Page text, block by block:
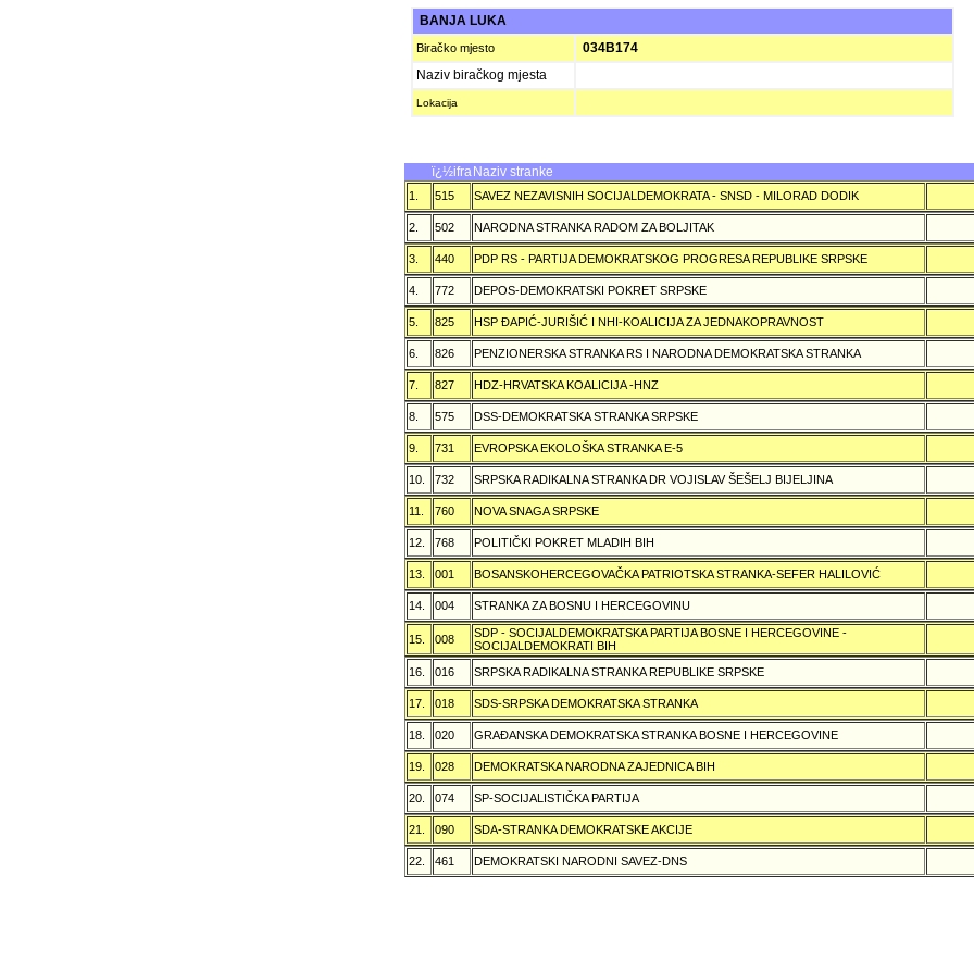
BANJA LUKA
Biračko mjesto
034B174
Naziv biračkog mjesta
Lokacija
ï¿½ifra Naziv stranke
1. 515 SAVEZ NEZAVISNIH SOCIJALDEMOKRATA - SNSD - MILORAD DODIK
2. 502 NARODNA STRANKA RADOM ZA BOLJITAK
3. 440 PDP RS - PARTIJA DEMOKRATSKOG PROGRESA REPUBLIKE SRPSKE
4. 772 DEPOS-DEMOKRATSKI POKRET SRPSKE
5. 825 HSP ÐAPIĆ-JURIŠIĆ I NHI-KOALICIJA ZA JEDNAKOPRAVNOST
6. 826 PENZIONERSKA STRANKA RS I NARODNA DEMOKRATSKA STRANKA
7. 827 HDZ-HRVATSKA KOALICIJA -HNZ
8. 575 DSS-DEMOKRATSKA STRANKA SRPSKE
9. 731 EVROPSKA EKOLOŠKA STRANKA E-5
10. 732 SRPSKA RADIKALNA STRANKA DR VOJISLAV ŠEŠELJ BIJELJINA
11. 760 NOVA SNAGA SRPSKE
12. 768 POLITIČKI POKRET MLADIH BIH
13. 001 BOSANSKOHERCEGOVAČKA PATRIOTSKA STRANKA-SEFER HALILOVIĆ
14. 004 STRANKA ZA BOSNU I HERCEGOVINU
15. 008
SDP - SOCIJALDEMOKRATSKA PARTIJA BOSNE I HERCEGOVINE -
SOCIJALDEMOKRATI BIH
16. 016 SRPSKA RADIKALNA STRANKA REPUBLIKE SRPSKE
17. 018 SDS-SRPSKA DEMOKRATSKA STRANKA
18. 020 GRAÐANSKA DEMOKRATSKA STRANKA BOSNE I HERCEGOVINE
19. 028 DEMOKRATSKA NARODNA ZAJEDNICA BIH
20. 074 SP-SOCIJALISTIČKA PARTIJA
21. 090 SDA-STRANKA DEMOKRATSKE AKCIJE
22. 461 DEMOKRATSKI NARODNI SAVEZ-DNS